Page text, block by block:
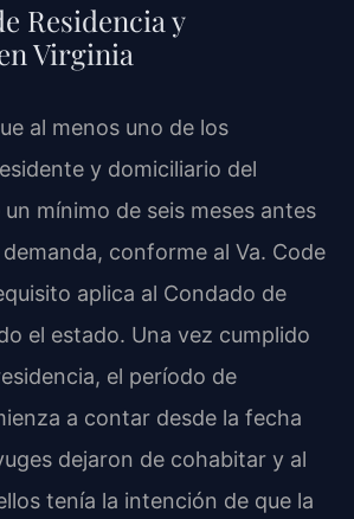
Residencia y
Virginia
al menos uno de los
y domiciliario del
mínimo de seis meses antes
conforme al Va. Code
aplica al Condado de
el estado. Una vez cumplido
el período de
a contar desde la fecha
dejaron de cohabitar y al
tenía la intención de que la